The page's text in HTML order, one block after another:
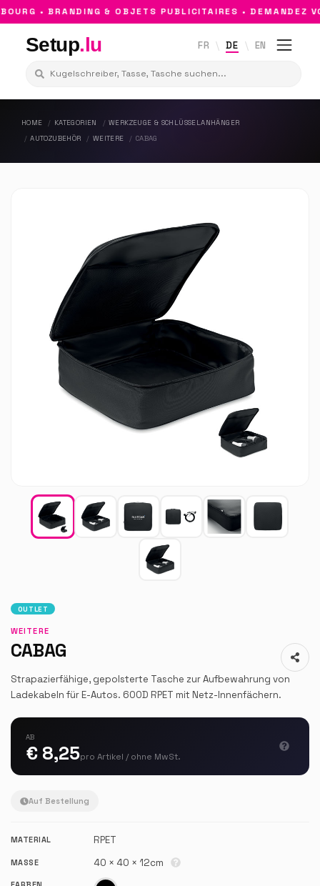
• BRANDING & OBJETS PUBLICITAIRES • DEMANDEZ
Setup.lu FR DE EN
HOME KATEGORIEN
WERKZEUGE & SCHLÜSSELANHÄNGER
AUTOZUBEHÖR
WEITERE CABAG
OUTLET
WEITERE
CABAG
Strapazierfähige, gepolsterte Tasche zur Aufbewahrung von
Ladekabeln für E-Autos. 600D RPET mit Netz-Innenfächern.
AB
€ 8,25pro Artikel / ohne MwSt.
Auf Bestellung
MATERIAL RPET
MASSE 40 × 40 × 12cm